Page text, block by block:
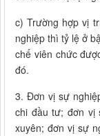
c) Trường hợp vị
nghiệp thì tỷ lệ ở
chế viên chức
đó.
3. Đơn vị sự
chi đầu tư; đơn vị
xuyên; đơn vị sự